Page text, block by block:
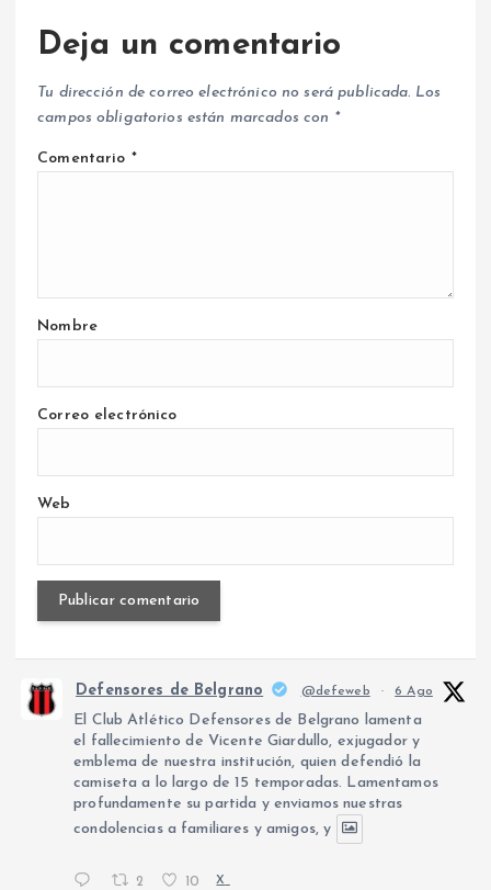
Deja un comentario
Tu dirección de correo electrónico no será publicada. Los
campos obligatorios están marcados con *
Comentario *
Nombre
Correo electrónico
Web
Defensores de Belgrano @defeweb · 6 Ago
El Club Atlético Defensores de Belgrano lamenta
el fallecimiento de Vicente Giardullo, exjugador y
emblema de nuestra institución, quien defendió la
camiseta a lo largo de 15 temporadas. Lamentamos
profundamente su partida y enviamos nuestras
condolencias a familiares y amigos, y
2 10 X